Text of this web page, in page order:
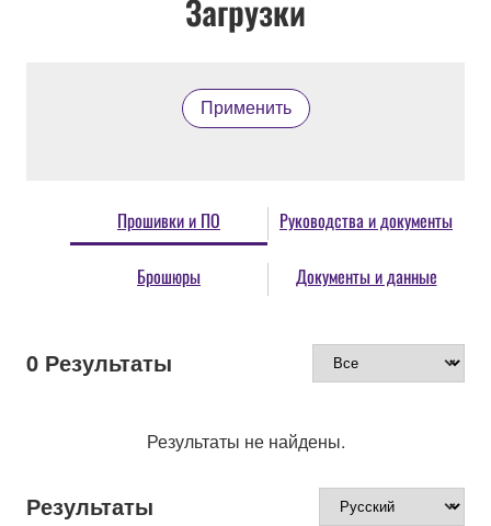
Загрузки
Применить
Прошивки и ПО Руководства и документы
Брошюры Документы и данные
0 Результаты
Результаты не найдены.
Результаты